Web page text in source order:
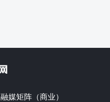
融媒矩阵（商业）